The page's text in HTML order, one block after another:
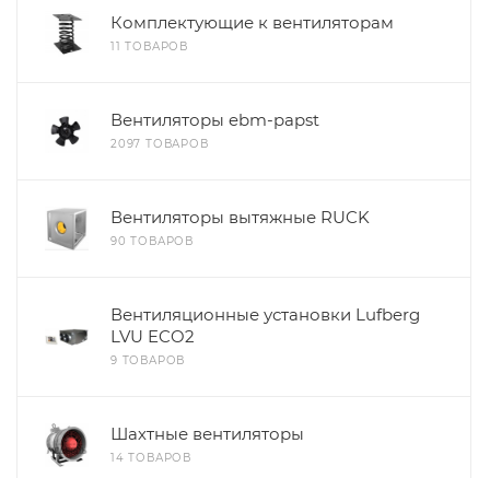
Комплектующие к вентиляторам
11 ТОВАРОВ
Вентиляторы ebm-papst
2097 ТОВАРОВ
Вентиляторы вытяжные RUCK
90 ТОВАРОВ
Вентиляционные установки Lufberg
LVU ECO2
9 ТОВАРОВ
Шахтные вентиляторы
14 ТОВАРОВ